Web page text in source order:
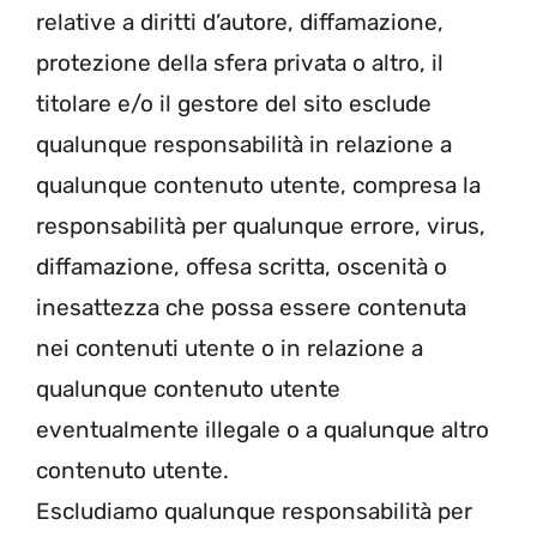
relative a diritti d’autore, diffamazione,
protezione della sfera privata o altro, il
titolare e/o il gestore del sito esclude
qualunque responsabilità in relazione a
qualunque contenuto utente, compresa la
responsabilità per qualunque errore, virus,
diffamazione, offesa scritta, oscenità o
inesattezza che possa essere contenuta
nei contenuti utente o in relazione a
qualunque contenuto utente
eventualmente illegale o a qualunque altro
contenuto utente.
Escludiamo qualunque responsabilità per